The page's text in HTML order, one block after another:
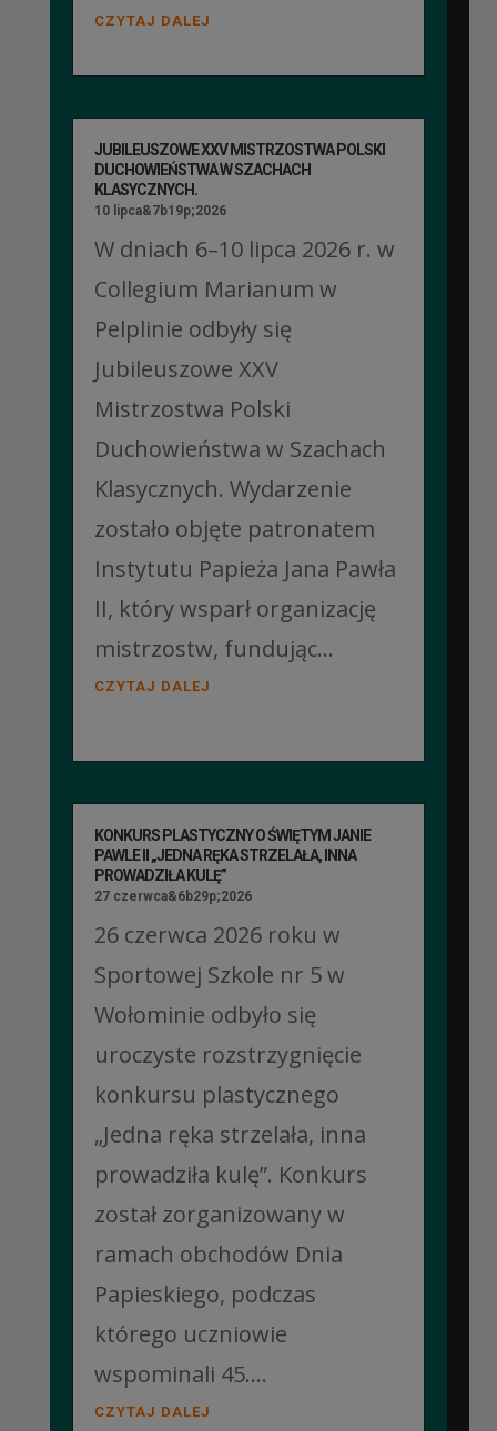
CZYTAJ DALEJ
JUBILEUSZOWE XXV MISTRZOSTWA POLSKI
DUCHOWIEŃSTWA W SZACHACH
KLASYCZNYCH.
10 lipca&7b19p;2026
W dniach 6–10 lipca 2026 r. w
Collegium Marianum w
Pelplinie odbyły się
Jubileuszowe XXV
Mistrzostwa Polski
Duchowieństwa w Szachach
Klasycznych. Wydarzenie
zostało objęte patronatem
Instytutu Papieża Jana Pawła
II, który wsparł organizację
mistrzostw, fundując...
CZYTAJ DALEJ
KONKURS PLASTYCZNY O ŚWIĘTYM JANIE
PAWLE II „JEDNA RĘKA STRZELAŁA, INNA
PROWADZIŁA KULĘ”
27 czerwca&6b29p;2026
26 czerwca 2026 roku w
Sportowej Szkole nr 5 w
Wołominie odbyło się
uroczyste rozstrzygnięcie
konkursu plastycznego
„Jedna ręka strzelała, inna
prowadziła kulę”. Konkurs
został zorganizowany w
ramach obchodów Dnia
Papieskiego, podczas
którego uczniowie
wspominali 45....
CZYTAJ DALEJ